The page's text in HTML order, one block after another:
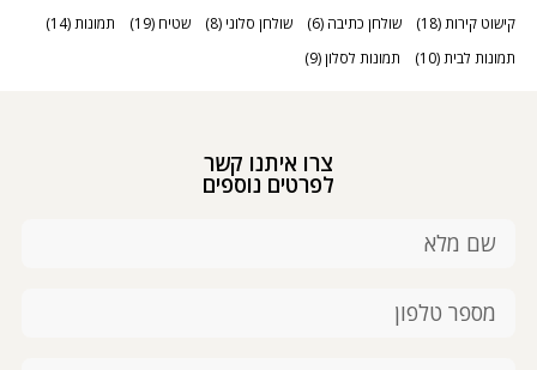
קישוט קירות(18) שולחן כתיבה (6) שולחן סלוני (8) שטיח (19) תמונות(14)
תמונות לבית(10) תמונות לסלון(9)
צרו איתנו קשר
לפרטים נוספים